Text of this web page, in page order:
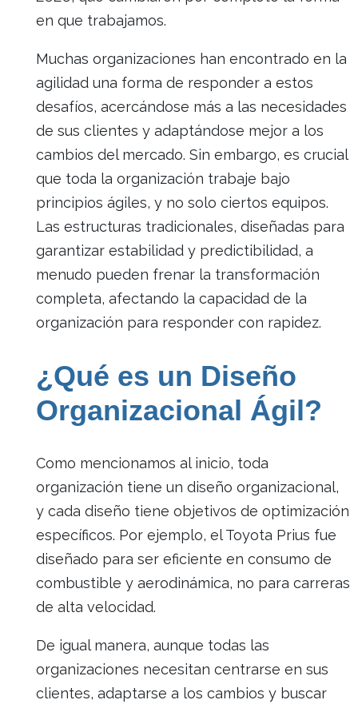
en que trabajamos.
Muchas organizaciones han encontrado en la
agilidad una forma de responder a estos
desafíos, acercándose más a las necesidades
de sus clientes y adaptándose mejor a los
cambios del mercado. Sin embargo, es crucial
que toda la organización trabaje bajo
principios ágiles, y no solo ciertos equipos.
Las estructuras tradicionales, diseñadas para
garantizar estabilidad y predictibilidad, a
menudo pueden frenar la transformación
completa, afectando la capacidad de la
organización para responder con rapidez.
¿Qué es un Diseño
Organizacional Ágil?
Como mencionamos al inicio, toda
organización tiene un diseño organizacional,
y cada diseño tiene objetivos de optimización
específicos. Por ejemplo, el Toyota Prius fue
diseñado para ser eficiente en consumo de
combustible y aerodinámica, no para carreras
de alta velocidad.
De igual manera, aunque todas las
organizaciones necesitan centrarse en sus
clientes, adaptarse a los cambios y buscar